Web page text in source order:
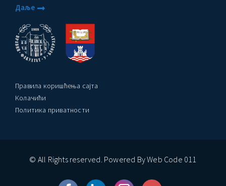
Даље
Правила коришћења сајта
Колачићи
Политика приватности
© All Rights reserved. Powered By Web Code 011